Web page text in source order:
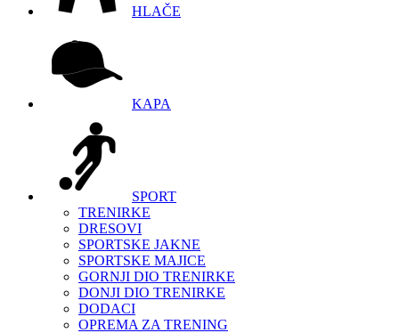
HLAČE
KAPA
SPORT
TRENIRKE
DRESOVI
SPORTSKE JAKNE
SPORTSKE MAJICE
GORNJI DIO TRENIRKE
DONJI DIO TRENIRKE
DODACI
OPREMA ZA TRENING